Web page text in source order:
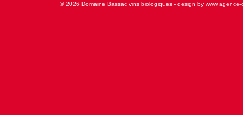
© 2026 Domaine Bassac vins biologiques - design by www.agence-